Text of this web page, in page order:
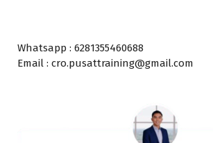
Whatsapp : 6281355460688
Email : cro.pusattraining@gmail.com